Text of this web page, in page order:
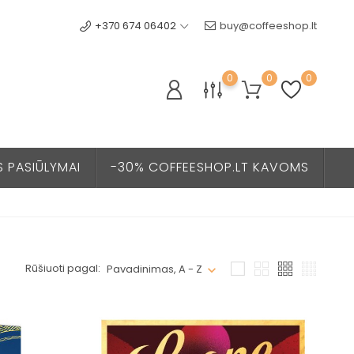
+370 674 06402 buy@coffeeshop.lt
0 0 0
PASIŪLYMAI -30% COFFEESHOP.LT KAVOMS
Rūšiuoti pagal: Pavadinimas, A - Z